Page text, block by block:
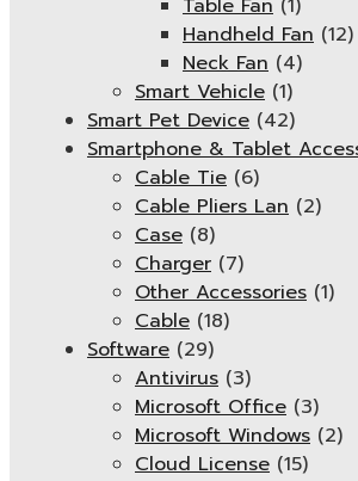
Table Fan (1)
Handheld Fan (12)
Neck Fan (4)
Smart Vehicle (1)
Smart Pet Device (42)
Smartphone & Tablet
Cable Tie (6)
Cable Pliers Lan (2)
Case (8)
Charger (7)
Other Accessories (1)
Cable (18)
Software (29)
Antivirus (3)
Microsoft Office (3)
Microsoft Windows (2)
Cloud License (15)